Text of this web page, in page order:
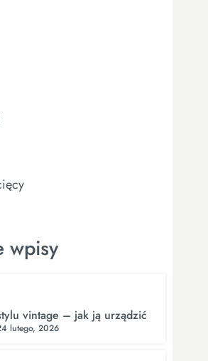
wpisy
vintage – jak ją urządzić
lutego, 2026